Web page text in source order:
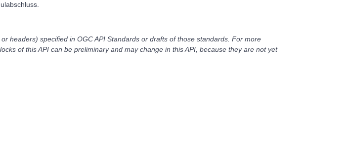
headers) specified in OGC API Standards or drafts of those standards. For more
of this API can be preliminary and may change in this API, because they are not yet